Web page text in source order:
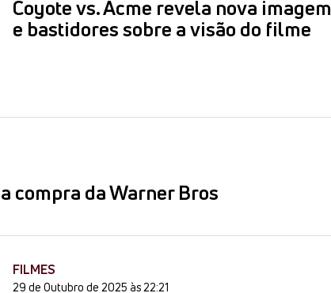
Coyote vs. Acme revela nova imagem
e bastidores sobre a visão do filme
compra da Warner Bros
FILMES
29 de Outubro de 2025 às 22:21